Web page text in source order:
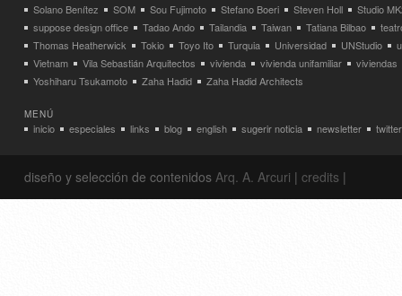
Solano Benítez
SOM Sou Fujimoto Stefano Boeri Steven Holl
Studio
suppose design office
Tadao Ando Tailandia Taiwan Tatiana Bilbao
Thomas Heatherwick
Tokio Toyo Ito Turquia Universidad UNStudio
Vietnam
Vila Sebastián Arquitectos vivienda vivienda unifamiliar
viviendas
Yoshiharu Tsukamoto
Zaha Hadid Zaha Hadid Architects
MENÚ
inicio especiales links blog english sugerir noticia newsletter twitter
diseño y selección de contenidos Arq. A. Arcuri | credits |